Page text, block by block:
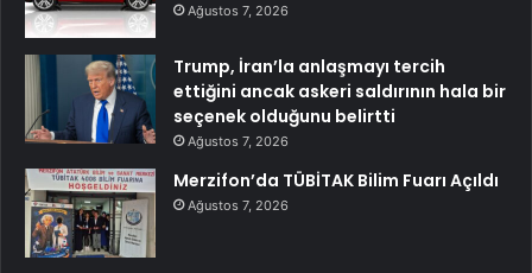
Ağustos 7, 2026
Trump, İran’la anlaşmayı tercih
ettiğini ancak askeri saldırının hala bir
seçenek olduğunu belirtti
Ağustos 7, 2026
Merzifon’da TÜBİTAK Bilim Fuarı Açıldı
Ağustos 7, 2026